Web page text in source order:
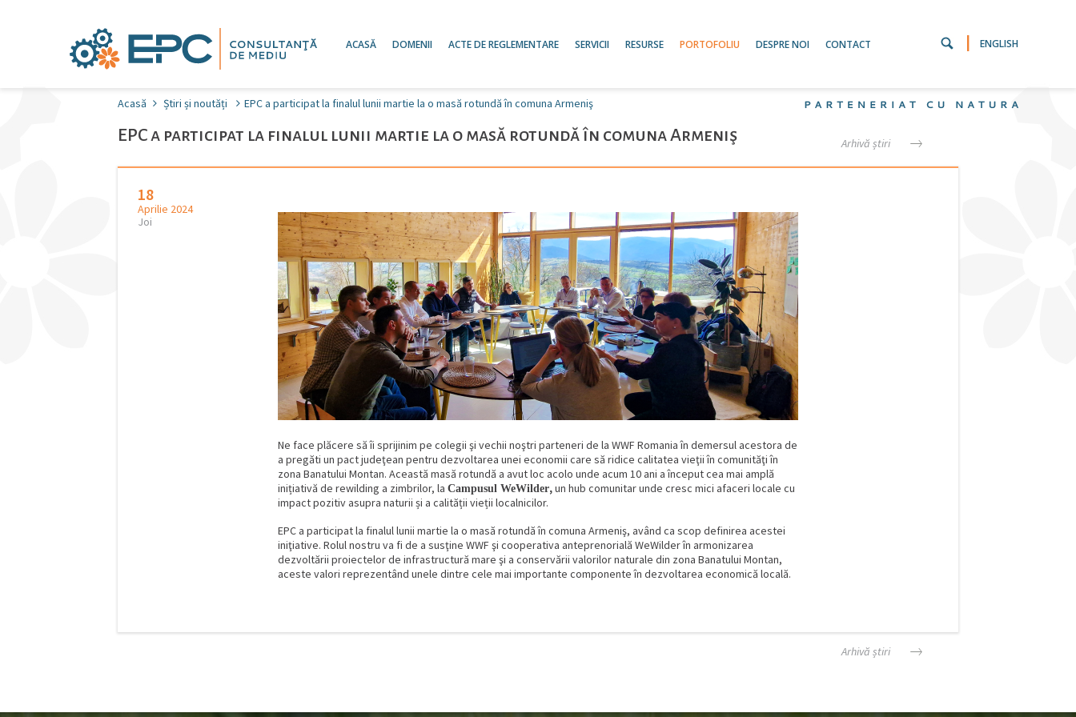
ACASĂ DOMENII ACTE DE REGLEMENTARE SERVICII RESURSE PORTOFOLIU DESPRE NOI CONTACT | ENGLISH
Acasă Știri și noutăți EPC a participat la finalul lunii martie la o masă rotundă în comuna Armeniş
EPC a participat la finalul lunii martie la o masă rotundă în comuna Armeniş
18
Aprilie 2024
Joi
Arhivă știri
Arhivă știri
Ne face plăcere să îi sprijinim pe colegii şi vechii noştri parteneri de la WWF Romania în demersul acestora de
a pregăti un pact judeţean pentru dezvoltarea unei economii care să ridice calitatea vieţii în comunităţi în
zona Banatului Montan. Această masă rotundă a avut loc acolo unde acum 10 ani a început cea mai amplă
inițiativă de rewilding a zimbrilor, la Campusul WeWilder,un hub comunitar unde cresc mici afaceri locale cu
impact pozitiv asupra naturii și a calității vieții localnicilor.
EPC a participat la finalul lunii martie la o masă rotundă în comuna Armeniş, având ca scop definirea acestei
iniţiative. Rolul nostru va fi de a susţine WWF şi cooperativa anteprenorială WeWilder în armonizarea
dezvoltării proiectelor de infrastructură mare şi a conservării valorilor naturale din zona Banatului Montan,
aceste valori reprezentând unele dintre cele mai importante componente în dezvoltarea economică locală.